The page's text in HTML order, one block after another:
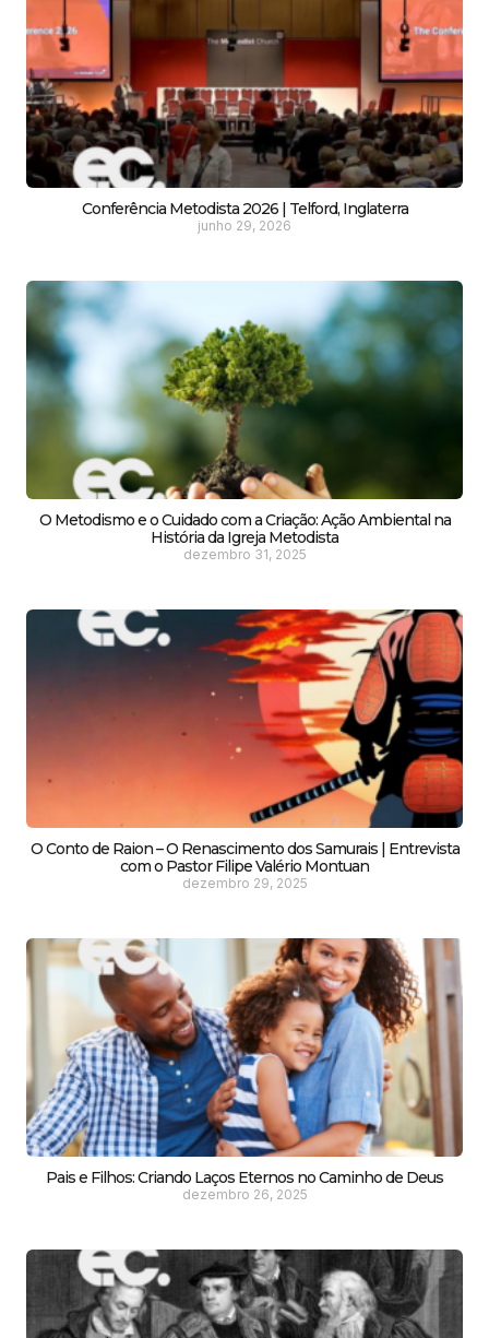
Conferência Metodista 2026 | Telford, Inglaterra
junho 29, 2026
O Metodismo e o Cuidado com a Criação: Ação Ambiental na
História da Igreja Metodista
dezembro 31, 2025
O Conto de Raion – O Renascimento dos Samurais | Entrevista
com o Pastor Filipe Valério Montuan
dezembro 29, 2025
Pais e Filhos: Criando Laços Eternos no Caminho de Deus
dezembro 26, 2025